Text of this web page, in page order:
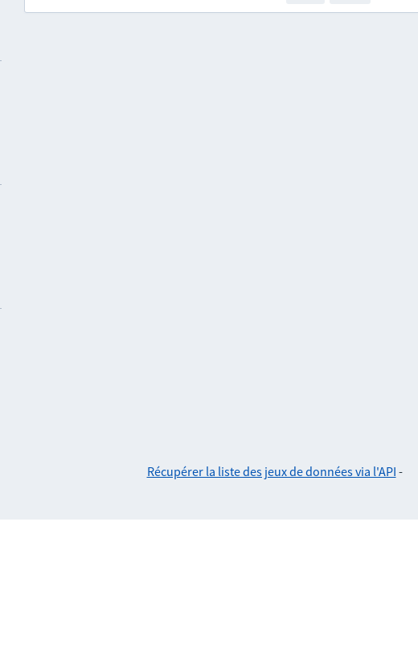
Récupérer la liste des jeux de données via l'API -